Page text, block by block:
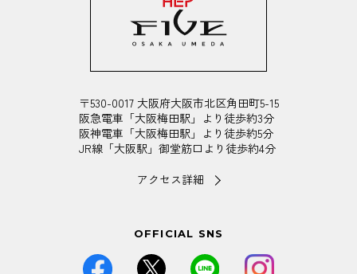
〒530-0017 大阪府大阪市北区角田町5-15
阪急電車「大阪梅田駅」より徒歩約3分
阪神電車「大阪梅田駅」より徒歩約5分
JR線「大阪駅」御堂筋口より徒歩約4分
アクセス詳細
OFFICIAL SNS